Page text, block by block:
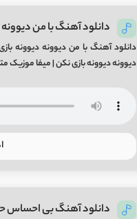
دانلود آهنگ با من
دانلود آهنگ با من دیوونه دیوونه
دیوونه دیوونه بازی نکن | میفا موزیک
دانلود آهنگ بی احساس